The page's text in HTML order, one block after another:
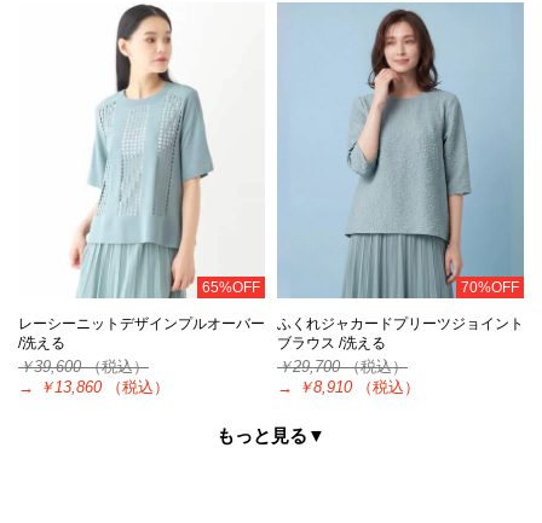
65%OFF
レーシーニットデザインプルオーバー
/洗える
￥39,600（税込）
→
￥13,860 （税込）
70%OFF
ふくれジャカードプリーツジョイント
ブラウス /洗える
￥29,700（税込）
→
￥8,910 （税込）
もっと見る▼